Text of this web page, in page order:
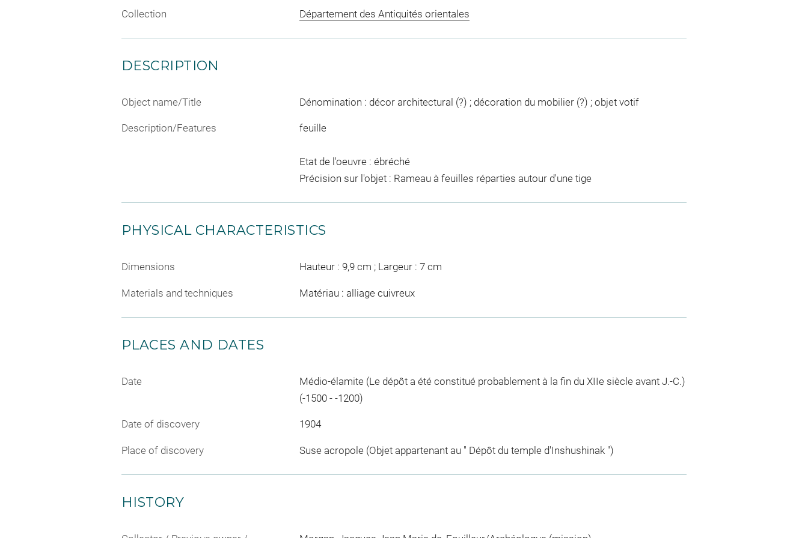
Collection Département des Antiquités orientales
DESCRIPTION
Object name/Title Dénomination : décor architectural (?) ; décoration du mobilier (?) ; objet votif
Description/Features feuille
Etat de l'oeuvre : ébréché
Précision sur l'objet : Rameau à feuilles réparties autour d'une tige
PHYSICAL CHARACTERISTICS
Dimensions Hauteur : 9,9 cm ; Largeur : 7 cm
Materials and techniques Matériau : alliage cuivreux
PLACES AND DATES
Date
Médio-élamite (Le dépôt a été constitué probablement à la fin du XIIe siècle avant J.-C.)
(-1500 - -1200)
Date of discovery 1904
Place of discovery Suse acropole (Objet appartenant au " Dépôt du temple d'Inshushinak ")
HISTORY